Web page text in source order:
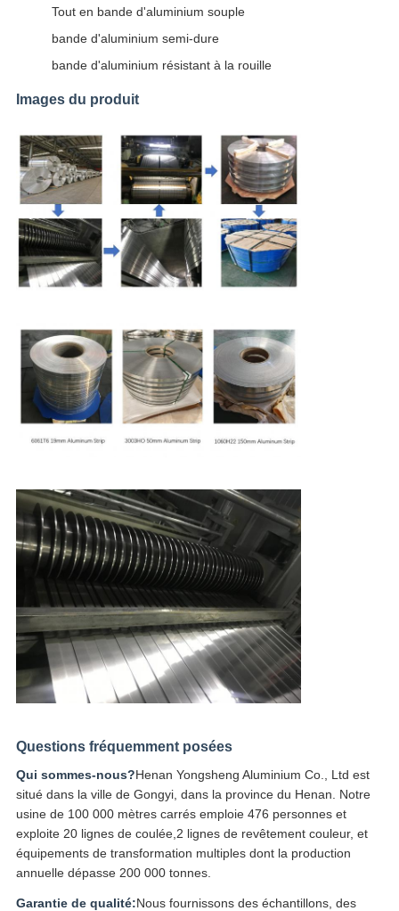
Tout en bande d'aluminium souple
bande d'aluminium semi-dure
bande d'aluminium résistant à la rouille
Images du produit
Questions fréquemment posées
Qui sommes-nous?Henan Yongsheng Aluminium Co., Ltd est
situé dans la ville de Gongyi, dans la province du Henan. Notre
usine de 100 000 mètres carrés emploie 476 personnes et
exploite 20 lignes de coulée,2 lignes de revêtement couleur, et
équipements de transformation multiples dont la production
annuelle dépasse 200 000 tonnes.
Garantie de qualité:Nous fournissons des échantillons, des